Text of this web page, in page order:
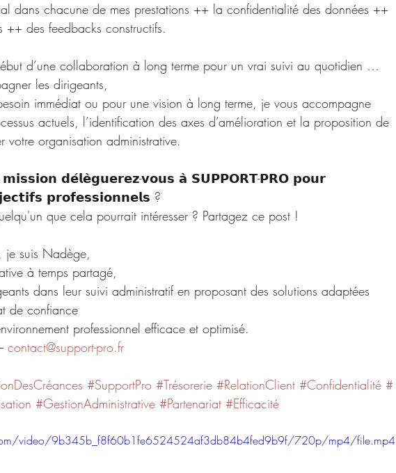
dans chacune de mes prestations ++ la confidentialité des données ++
++ des feedbacks constructifs.
d’une collaboration à long terme pour un vrai suivi au quotidien …
les dirigeants,
immédiat ou pour une vision à long terme, je vous accompagne
actuels, l’identification des axes d’amélioration et la proposition de
votre organisation administrative.
𝗺𝗶𝘀𝘀𝗶𝗼𝗻 𝗱𝗲́𝗹𝗲̀𝗴𝘂𝗲𝗿𝗲𝘇-𝘃𝗼𝘂𝘀 𝗮̀ 𝗦𝗨𝗣𝗣𝗢𝗥𝗧-𝗣𝗥𝗢 𝗽𝗼𝘂𝗿
𝗽𝗿𝗼𝗳𝗲𝘀𝘀𝗶𝗼𝗻𝗻𝗲𝗹𝘀 ?
que cela pourrait intéresser ? Partagez ce post !
je suis Nadège,
à temps partagé,
dans leur suivi administratif en proposant des solutions adaptées
de confiance
professionnel efficace et optimisé.
contact@support-pro.fr
#SupportPro #Trésorerie #RelationClient #Confidentialité #
#GestionAdministrative #Partenariat #Efficacité
video/9b345b_f8f60b1fe6524524af3db84b4fed9b9f/720p/mp4/file.mp4